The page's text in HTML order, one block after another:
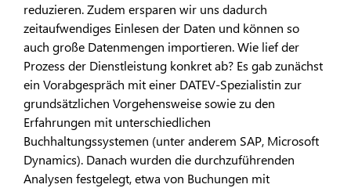
reduzieren. Zudem ersparen wir uns dadurch
zeitaufwendiges Einlesen der Daten und können so
auch große Datenmengen importieren. Wie lief der
Prozess der Dienstleistung konkret ab? Es gab zunächst
ein Vorabgespräch mit einer DATEV-Spezialistin zur
grundsätzlichen Vorgehensweise sowie zu den
Erfahrungen mit unterschiedlichen
Buchhaltungssystemen (unter anderem SAP, Microsoft
Dynamics). Danach wurden die durchzuführenden
Analysen festgelegt, etwa von Buchungen mit